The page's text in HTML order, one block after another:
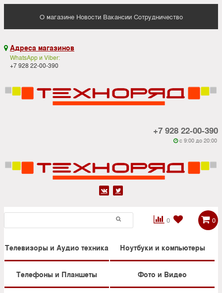
О магазине Новости Вакансии Сотрудничество
 Адреса магазинов
WhatsApp и Viber:
+7 928 22-00-390
+7 928 22-00-390
 c 9:00 до 20:00
 
0

 0
Телевизоры и Аудио техника Ноутбуки и компьютеры
Телефоны и Планшеты Фото и Видео